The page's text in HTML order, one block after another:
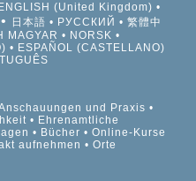
ENGLISH (United Kingdom)
日本語 РУССКИЙ
繁體中
MAGYAR
NORSK
ESPAÑOL (CASTELLANO)
und Praxis
Ehrenamtliche
Bücher
Online-Kurse
aufnehmen Orte